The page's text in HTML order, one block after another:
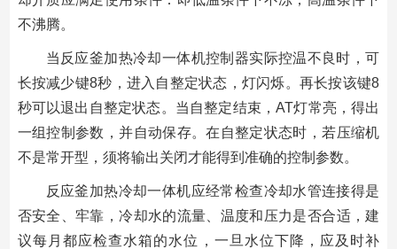
不沸腾。
当反应釜加热冷却一体机控制器实际控温不良时，可
长按减少键8秒，进入自整定状态，灯闪烁。再长按该键8
秒可以退出自整定状态。当自整定结束，AT灯常亮，得出
一组控制参数，并自动保存。在自整定状态时，若压缩机
不是常开型，须将输出关闭才能得到准确的控制参数。
反应釜加热冷却一体机应经常检查冷却水管连接得是
否安全、牢靠，冷却水的流量、温度和压力是否合适，建
议每月都应检查水箱的水位，一旦水位下降，应及时补